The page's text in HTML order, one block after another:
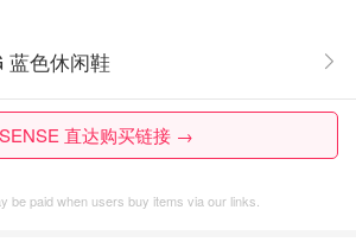
蓝色休闲鞋
直达购买链接 →
be paid when users buy items via our links.